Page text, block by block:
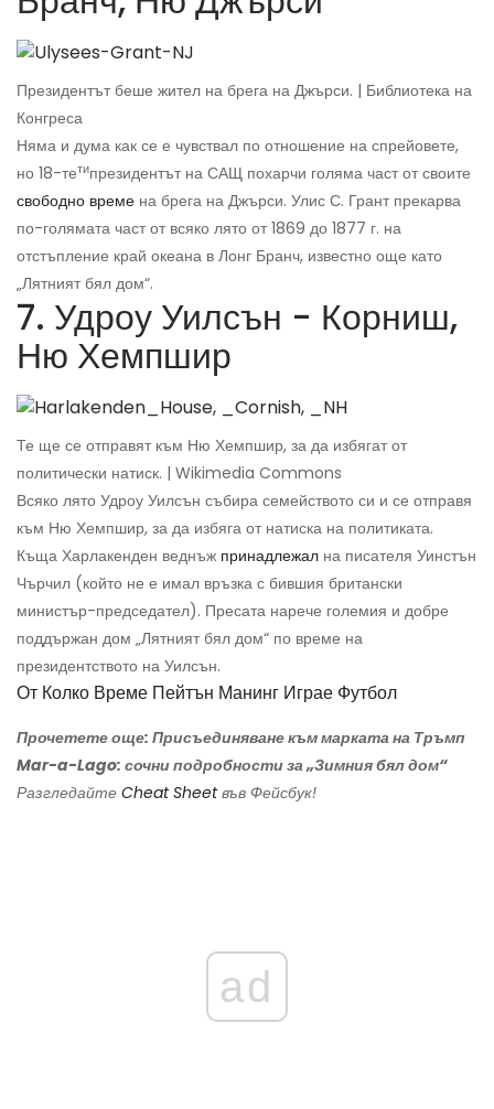
Президентът беше жител на брега на Джърси. | Библиотека на
Конгреса
Няма и дума как се е чувствал по отношение на спрейовете,
но 18-тетипрезидентът на САЩ похарчи голяма част от своите
свободно време на брега на Джърси. Улис С. Грант прекарва
по-голямата част от всяко лято от 1869 до 1877 г. на
отстъпление край океана в Лонг Бранч, известно още като
„Лятният бял дом“.
7. Удроу Уилсън - Корниш,
Ню Хемпшир
Те ще се отправят към Ню Хемпшир, за да избягат от
политически натиск. | Wikimedia Commons
Всяко лято Удроу Уилсън събира семейството си и се отправя
към Ню Хемпшир, за да избяга от натиска на политиката.
Къща Харлакенден веднъж принадлежал на писателя Уинстън
Чърчил (който не е имал връзка с бившия британски
министър-председател). Пресата нарече големия и добре
поддържан дом „Лятният бял дом“ по време на
президентството на Уилсън.
От Колко Време Пейтън Манинг Играе Футбол
Прочетете още: Присъединяване към марката на Тръмп
Mar-a-Lago: сочни подробности за „Зимния бял дом“
Разгледайте Cheat Sheetвъв Фейсбук!
ad